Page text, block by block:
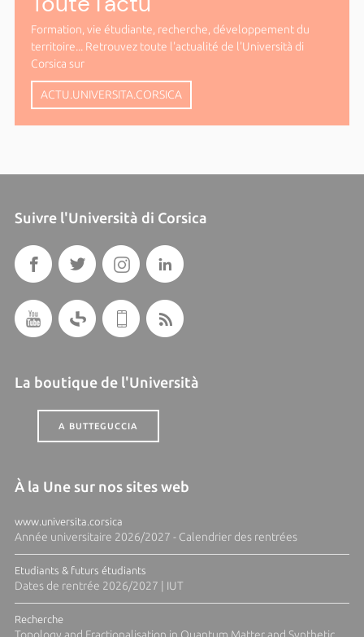
Formation, vie étudiante, recherche, développement du
territoire... Retrouvez toute l'actualité de l'Università di
Corsica sur
ACTU.UNIVERSITA.CORSICA
Suivre l'Università di Corsica
La boutique de l'Università
A BUTTEGUCCIA
À la Une sur nos sites web
www.universita.corsica
Année universitaire 2026/2027 - Calendrier des rentrées
Etudiants & futurs étudiants
Dates de rentrée 2026/2027 | IUT
Recherche